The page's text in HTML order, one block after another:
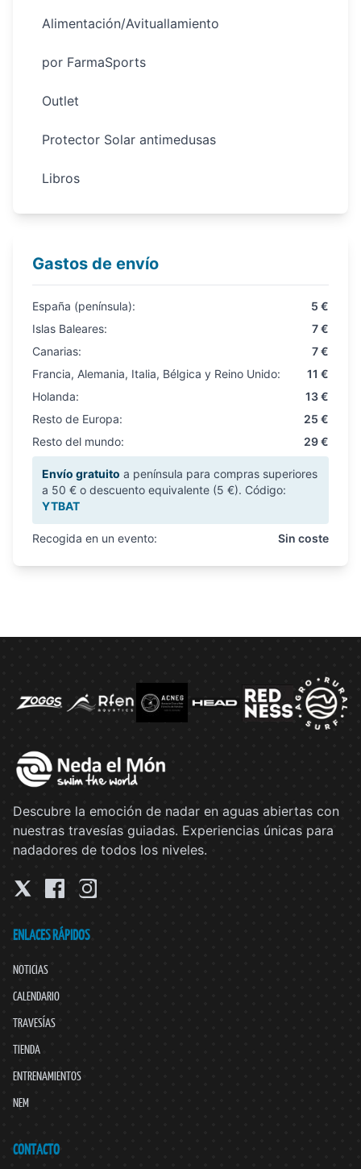
Alimentación/Avituallamiento
por FarmaSports
Outlet
Protector Solar antimedusas
Libros
Gastos de envío
España (península):
5 €
Islas Baleares:
7 €
Canarias:
7 €
Francia, Alemania, Italia, Bélgica y Reino Unido:
11 €
Holanda:
13 €
Resto de Europa:
25 €
Resto del mundo:
29 €
Envío gratuito a península para compras superiores
a 50 € o descuento equivalente (5 €). Código:
YTBAT
Recogida en un evento: Sin coste
Descubre la emoción de nadar en aguas abiertas con
nuestras travesías guiadas. Experiencias únicas para
nadadores de todos los niveles.
ENLACES RÁPIDOS
NOTICIAS
CALENDARIO
TRAVESÍAS
TIENDA
ENTRENAMIENTOS
NEM
CONTACTO